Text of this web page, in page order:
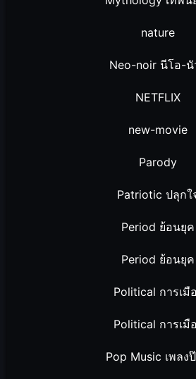
nature
Neo-noir นีโอ-นั
NETFLIX
new-movie
Parody
Patriotic ปลุกใ
Period ย้อนยุค
Period ย้อนยุค
Political การเมื
Political การเมื
Pop Music เพลง